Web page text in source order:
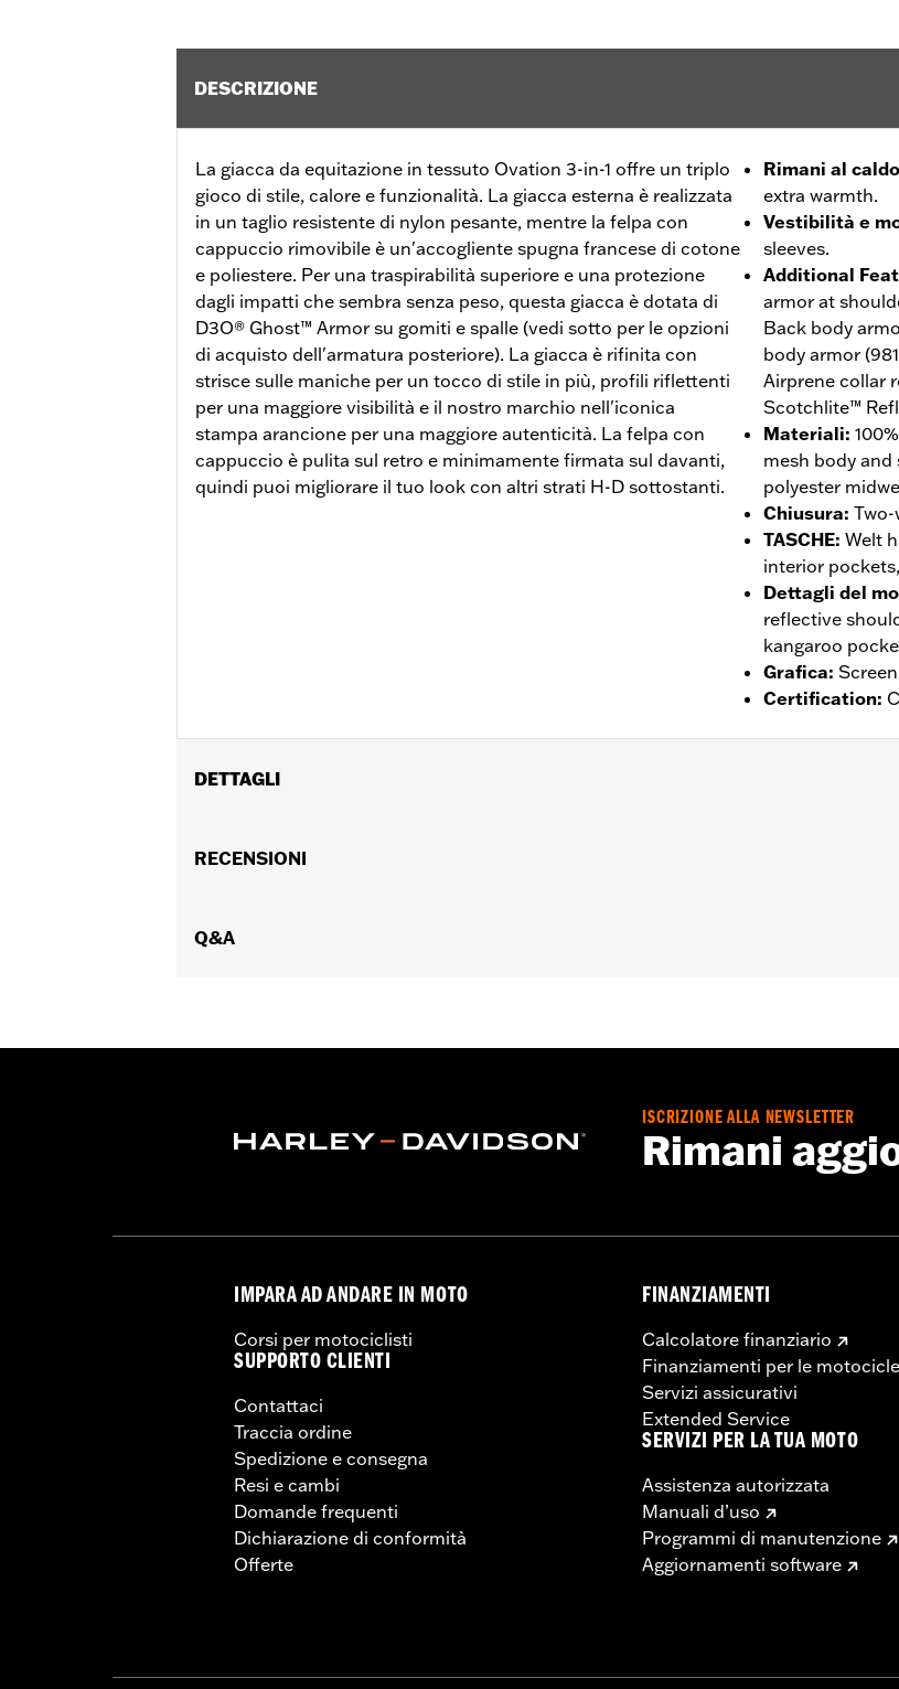
DESCRIZIONE
La giacca da equitazione in tessuto Ovation 3-in-1 offre un triplo
gioco di stile, calore e funzionalità. La giacca esterna è realizzata
in un taglio resistente di nylon pesante, mentre la felpa con
cappuccio rimovibile è un'accogliente spugna francese di cotone
e poliestere. Per una traspirabilità superiore e una protezione
dagli impatti che sembra senza peso, questa giacca è dotata di
D3O® Ghost™ Armor su gomiti e spalle (vedi sotto per le opzioni
di acquisto dell'armatura posteriore). La giacca è rifinita con
strisce sulle maniche per un tocco di stile in più, profili riflettenti
per una maggiore visibilità e il nostro marchio nell'iconica
stampa arancione per una maggiore autenticità. La felpa con
cappuccio è pulita sul retro e minimamente firmata sul davanti,
quindi puoi migliorare il tuo look con altri strati H-D sottostanti.
Rimani al caldo
extra warmth.
Vestibilità e
sleeves.
Additional
armor at
Back body
body armor
Airprene collar
Scotchlite™
Materiali:
mesh body and
polyester
Chiusura:
TASCHE: Welt
interior
Dettagli del
reflective
kangaroo
Grafica:
Certification:
DETTAGLI
Caratteristiche funzionali:
Jacket Style:
RECENSIONI
Q&A
ISCRIZIONE ALLA NEWSLETTER
Rimani
IMPARA AD ANDARE IN MOTO
Corsi per motociclisti
SUPPORTO CLIENTI
Contattaci
Traccia ordine
Spedizione e consegna
Resi e cambi
Domande frequenti
Dichiarazione di conformità
Offerte
FINANZIAMENTI
Calcolatore finanziario
Finanziamenti per le
Servizi assicurativi
Extended Service
SERVIZI PER LA TUA MOTO
Assistenza autorizzata
Manuali d’uso
Programmi di manutenzione
Aggiornamenti software